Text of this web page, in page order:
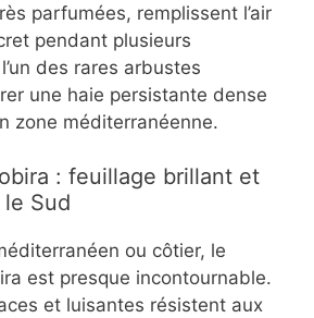
parfumées, remplissent l’air
pendant plusieurs
des rares arbustes
une haie persistante dense
zone méditerranéenne.
: feuillage brillant et
Sud
ou côtier, le
est presque incontournable.
et luisantes résistent aux